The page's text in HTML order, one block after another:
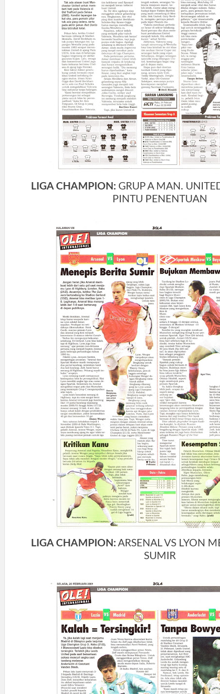
LIGA CHAMPION: GRUP A MAN.
PINTU PENENTUAN
LIGA CHAMPION:ARSENAL VS LYON
SUMIR